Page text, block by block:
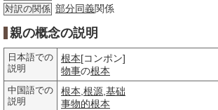
対訳の関係 部分同義関係
親の概念の説明
日本語での
説明
根本[コンポン]
物事の根本
中国語での
説明
根本 根源 基础
事物的根本